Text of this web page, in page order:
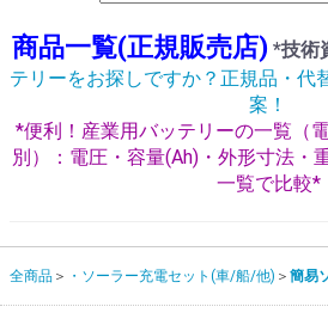
商品一覧(正規販売店) *技術
テリーをお探しですか？正規品・代
案！
*便利！産業用バッテリーの一覧（
別）：電圧・容量(Ah)・外形寸法・
一覧で比較*
全商品 ・ソーラー充電セット(車/船/他) 簡易